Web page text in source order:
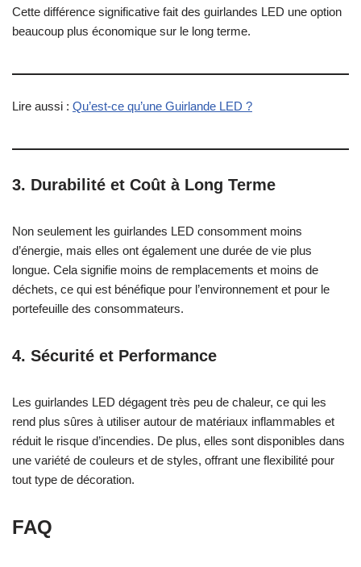
Cette différence significative fait des guirlandes LED une option
beaucoup plus économique sur le long terme.
Lire aussi : Qu’est-ce qu’une Guirlande LED ?
3. Durabilité et Coût à Long Terme
Non seulement les guirlandes LED consomment moins
d’énergie, mais elles ont également une durée de vie plus
longue. Cela signifie moins de remplacements et moins de
déchets, ce qui est bénéfique pour l’environnement et pour le
portefeuille des consommateurs.
4. Sécurité et Performance
Les guirlandes LED dégagent très peu de chaleur, ce qui les
rend plus sûres à utiliser autour de matériaux inflammables et
réduit le risque d’incendies. De plus, elles sont disponibles dans
une variété de couleurs et de styles, offrant une flexibilité pour
tout type de décoration.
FAQ